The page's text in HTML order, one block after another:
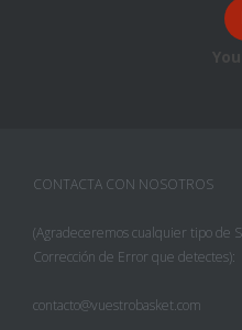
CONTACTA CON NOSOTROS
(Agradeceremos cualquier tipo de
Corrección de Error que detectes):
contacto@vuestrobasket.com